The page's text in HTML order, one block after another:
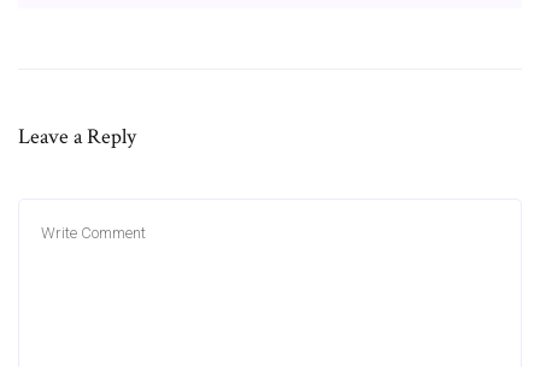
Leave a Reply